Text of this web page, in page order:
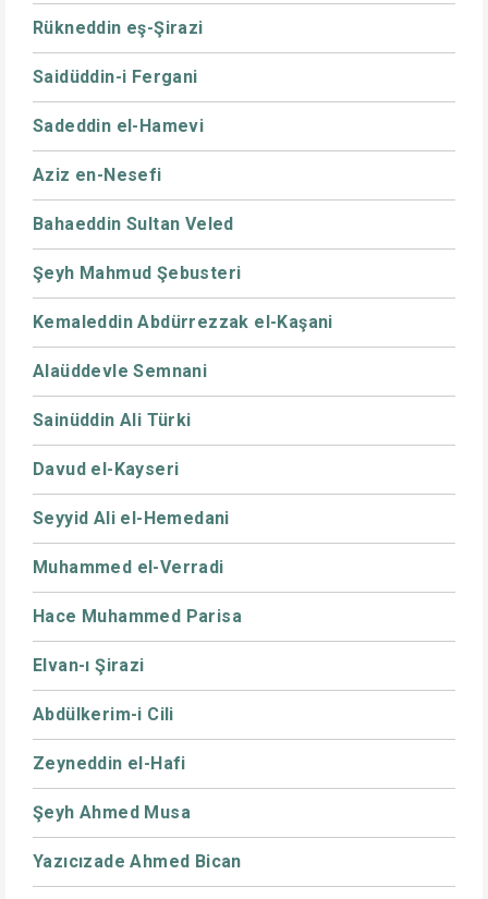
Rükneddin eş-Şirazi
Saidüddin-i Fergani
Sadeddin el-Hamevi
Aziz en-Nesefi
Bahaeddin Sultan Veled
Şeyh Mahmud Şebusteri
Kemaleddin Abdürrezzak el-Kaşani
Alaüddevle Semnani
Sainüddin Ali Türki
Davud el-Kayseri
Seyyid Ali el-Hemedani
Muhammed el-Verradi
Hace Muhammed Parisa
Elvan-ı Şirazi
Abdülkerim-i Cili
Zeyneddin el-Hafi
Şeyh Ahmed Musa
Yazıcızade Ahmed Bican